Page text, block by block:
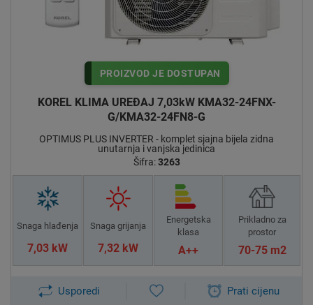
PROIZVOD JE DOSTUPAN
KOREL KLIMA UREĐAJ 7,03kW KMA32-24FNX-
G/KMA32-24FN8-G
OPTIMUS PLUS INVERTER - komplet sjajna bijela zidna
unutarnja i vanjska jedinica
Šifra:3263
Snaga hlađenja
7,03 kW
Snaga grijanja
7,32 kW
Energetska
klasa
A++
Prikladno za
prostor
70-75 m2
Usporedi Prati cijenu